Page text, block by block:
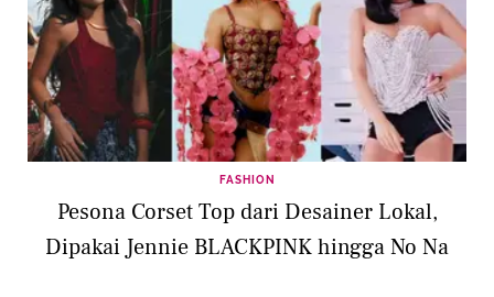
FASHION
Pesona Corset Top dari Desainer Lokal,
Dipakai Jennie BLACKPINK hingga No Na